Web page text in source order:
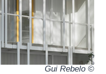
© Gui Rebelo